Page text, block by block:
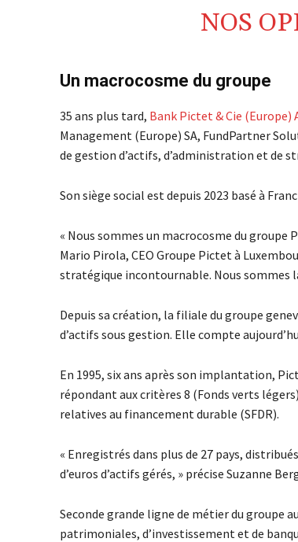
NOS
Un macrocosme du groupe
35 ans plus tard, Bank Pictet & Cie (Europe)
Management (Europe) SA, FundPartner
de gestion d’actifs, d’administration et de
Son siège social est depuis 2023 basé à
« Nous sommes un macrocosme du
Mario Pirola, CEO Groupe Pictet à
stratégique incontournable. Nous sommes
Depuis sa création, la filiale du groupe
d’actifs sous gestion. Elle compte
En 1995, six ans après son implantation,
répondant aux critères 8 (Fonds verts
relatives au financement durable (SFDR).
« Enregistrés dans plus de 27 pays,
d’euros d’actifs gérés, » précise Suzanne
Seconde grande ligne de métier du groupe
patrimoniales, d’investissement et de